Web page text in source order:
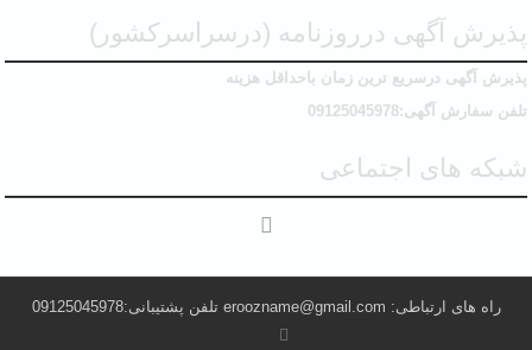
پذیرش آگهی درروزنامه (درسراسرکشور)
پذیرش آگهی درسریع ترین زمان باحداقل هزینه
تلفن سفارش آگهی:09125045978
شبکه های اجتماعی
راه های ارتباطی: eroozname@gmail.com تلفن پشتیبانی:09125045978